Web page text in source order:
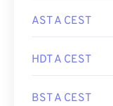
AST A CEST
HDT A CEST
BST A CEST